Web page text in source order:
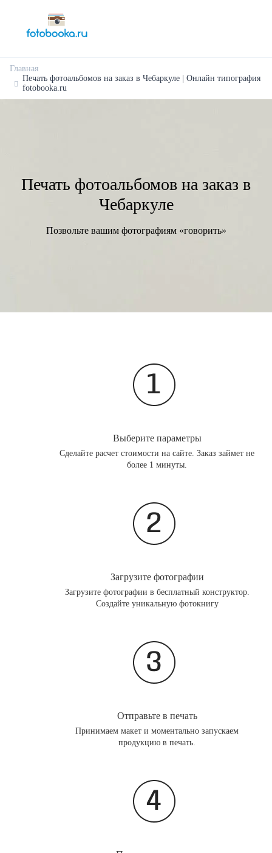
Главная
Печать фотоальбомов на заказ в Чебаркуле | Онлайн типография
fotobooka.ru
Печать фотоальбомов на заказ в
Чебаркуле
Позвольте вашим фотографиям «говорить»
Выберите параметры
Сделайте расчет стоимости на сайте. Заказ займет не
более 1 минуты.
Загрузите фотографии
Загрузите фотографии в бесплатный конструктор.
Создайте уникальную фотокнигу
Отправьте в печать
Принимаем макет и моментально запускаем
продукцию в печать.